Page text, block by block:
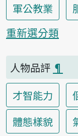
軍公教業
重新選分類
人物品評 ¶
才智能力
體態樣貌